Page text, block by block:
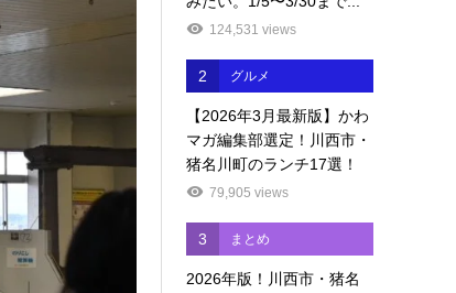
124,531 views
2 グルメ
【2026年3月最新版】かわ
マガ編集部選定！川西市・
猪名川町のランチ17選！
79,905 views
3 まとめ
2026年版！川西市・猪名